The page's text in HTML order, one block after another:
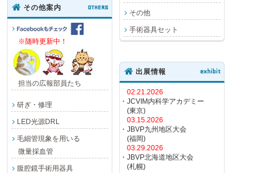
その他
手術器具セット
その他案内 OTHERS
※随時更新中！
担当の広報部員たち
研ぎ・修理
LED光源DRL
毛細管現象を用いる
微量採血管
腹腔鏡手術用器具
出展情報 exhibit
02.21.2026
・JCVIM内科学アカデミー
(東京)
03.15.2026
・JBVP九州地区大会
(福岡)
03.29.2026
・JBVP北海道地区大会
(札幌)